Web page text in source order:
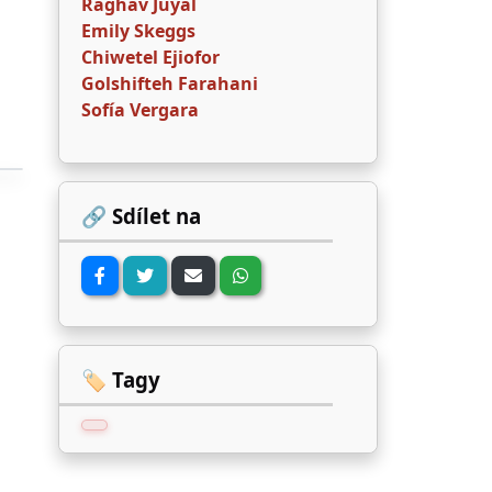
Emily Skeggs
Chiwetel Ejiofor
Golshifteh Farahani
Sofía Vergara
🔗 Sdílet na
🏷️ Tagy